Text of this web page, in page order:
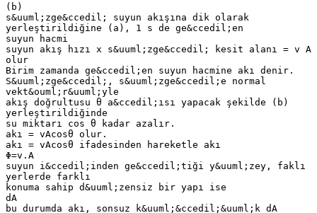
(b)
s&uuml;zge&ccedil; suyun akışına dik olarak
yerleştirildiğine (a), 1 s de ge&ccedil;en
suyun hacmi
suyun akış hızı x s&uuml;zge&ccedil; kesit alanı = v A
olur
Birim zamanda ge&ccedil;en suyun hacmine akı denir.
S&uuml;zge&ccedil;, s&uuml;zge&ccedil;e normal
vekt&ouml;r&uuml;yle
akış doğrultusu θ a&ccedil;ısı yapacak şekilde (b)
yerleştirildiğinde
su miktarı cos θ kadar azalır.
akı = vAcosθ olur.
akı = vAcosθ ifadesinden hareketle akı
Φ=v.A
suyun i&ccedil;inden ge&ccedil;tiği y&uuml;zey, faklı
yerlerde farklı
konuma sahip d&uuml;zensiz bir yapı ise
dA
bu durumda akı, sonsuz k&uuml;&ccedil;&uuml;k dA